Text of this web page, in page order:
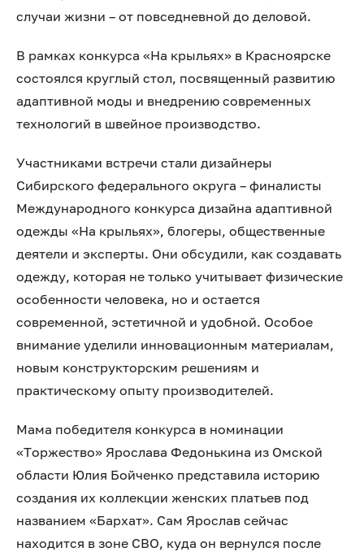
случаи жизни – от повседневной до деловой.
В рамках конкурса «На крыльях» в Красноярске
состоялся круглый стол, посвященный развитию
адаптивной моды и внедрению современных
технологий в швейное производство.
Участниками встречи стали дизайнеры
Сибирского федерального округа – финалисты
Международного конкурса дизайна адаптивной
одежды «На крыльях», блогеры, общественные
деятели и эксперты. Они обсудили, как создавать
одежду, которая не только учитывает физические
особенности человека, но и остается
современной, эстетичной и удобной. Особое
внимание уделили инновационным материалам,
новым конструкторским решениям и
практическому опыту производителей.
Мама победителя конкурса в номинации
«Торжество» Ярослава Федонькина из Омской
области Юлия Бойченко представила историю
создания их коллекции женских платьев под
названием «Бархат». Сам Ярослав сейчас
находится в зоне СВО, куда он вернулся после